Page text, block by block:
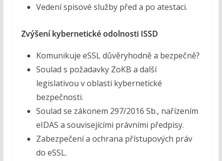
Vedení spisové služby před a po atestaci.
Zvýšení kybernetické odolnosti ISSD
Komunikuje eSSL důvěryhodně a bezpečně?
Soulad s požadavky ZoKB a další
legislativou v oblasti kybernetické
bezpečnosti.
Soulad se zákonem 297/2016 Sb., nařízením
eIDAS a souvisejícími právními předpisy.
Zabezpečení a ochrana přístupových práv
do eSSL.